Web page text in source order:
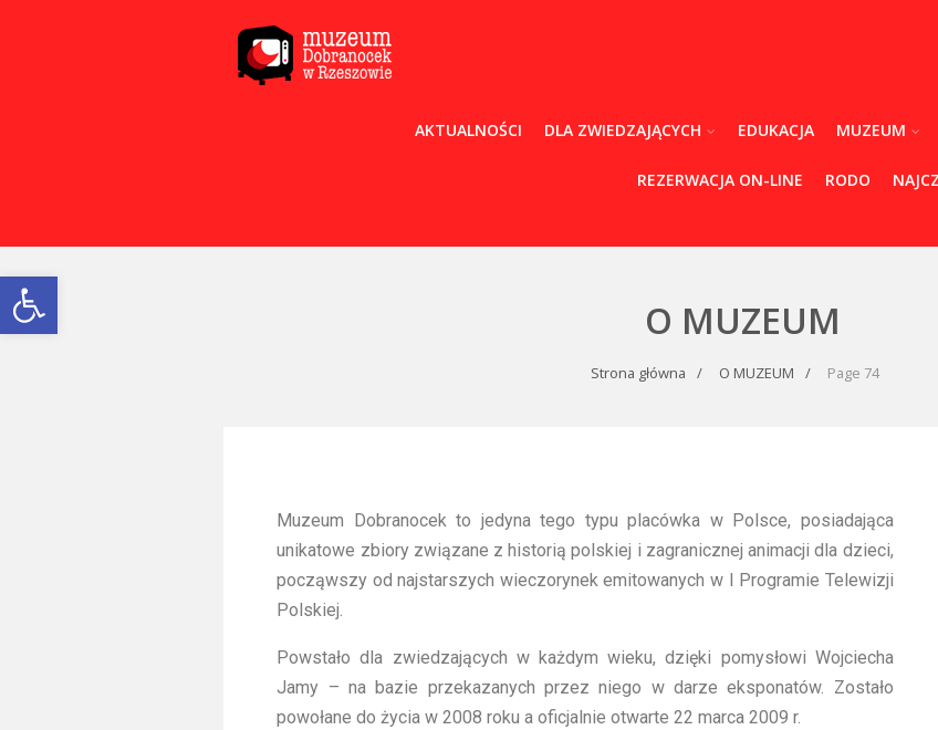
Open toolbar
AKTUALNOŚCI DLA ZWIEDZAJĄCYCH EDUKACJA MUZEUM
REZERWACJA ON-LINE RODO
O MUZEUM
Strona główna O MUZEUM Page 74
Muzeum Dobranocek to jedyna tego typu placówka w Polsce, posiadająca
unikatowe zbiory związane z historią polskiej i zagranicznej animacji dla dzieci,
począwszy od najstarszych wieczorynek emitowanych w I Programie Telewizji
Polskiej.
Powstało dla zwiedzających w każdym wieku, dzięki pomysłowi Wojciecha
Jamy – na bazie przekazanych przez niego w darze eksponatów. Zostało
powołane do życia w 2008 roku a oficjalnie otwarte 22 marca 2009 r.